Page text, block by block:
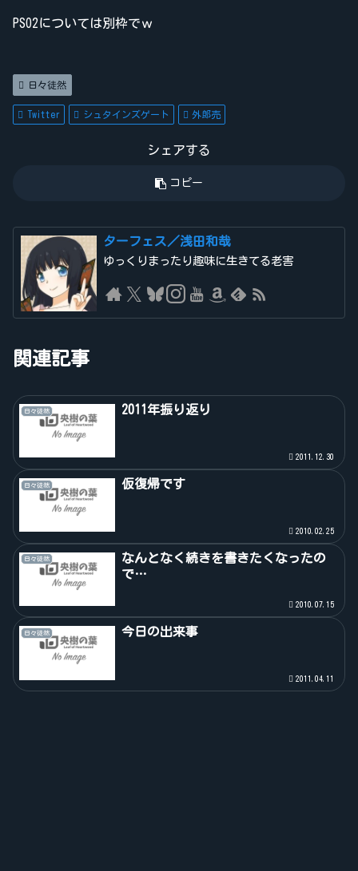
PSO2については別枠でｗ
日々徒然
Twitter シュタインズゲート 外郎売
シェアする
コピー
ターフェス／浅田和哉
ゆっくりまったり趣味に生きてる老害
関連記事
日々徒然 2011年振り返り
2011.12.30
日々徒然 仮復帰です
2010.02.25
日々徒然
なんとなく続きを書きたくなったの
で…
2010.07.15
日々徒然 今日の出来事
2011.04.11